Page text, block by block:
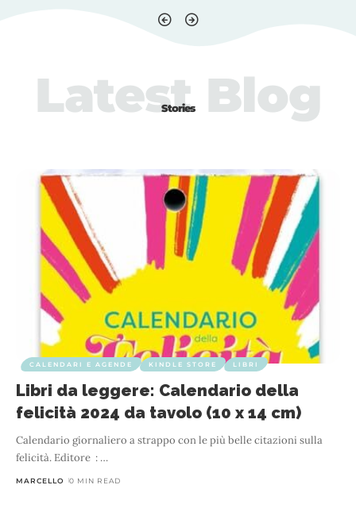
Stories
Latest Blog
CALENDARI E AGENDE KINDLE STORE LIBRI
Libri da leggere: Calendario della
felicità 2024 da tavolo (10 x 14 cm)
Calendario giornaliero a strappo con le più belle citazioni sulla
felicità. Editore ‏ : ‎ …
MARCELLO 0 MIN READ